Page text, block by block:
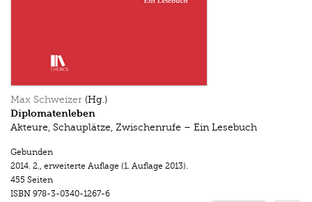
Max Schweizer (Hg.)
Diplomatenleben
Akteure, Schauplätze, Zwischenrufe – Ein Lesebuch
Gebunden
2014. 2., erweiterte Auflage (1. Auflage 2013).
455 Seiten
ISBN 978-3-0340-1267-6